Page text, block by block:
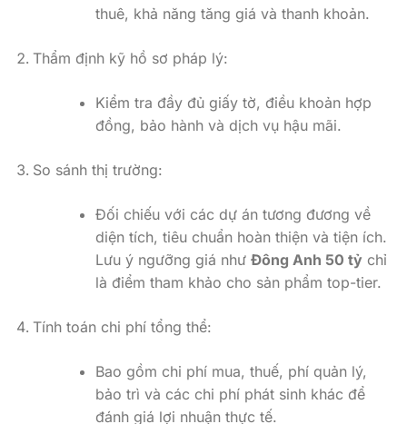
Thẩm định kỹ hồ sơ pháp lý:
Kiểm tra đầy đủ giấy tờ, điều khoản hợp
So sánh thị trường:
Đối chiếu với các dự án tương đương về
Lưu ý ngưỡng giá nhưĐông Anh 50 tỷchỉ
là điểm tham khảo cho sản phẩm top-tier.
Tính toán chi phí tổng thể:
Bao gồm chi phí mua, thuế, phí quản lý,
đánh giá lợi nhuận thực tế.
Lựa chọn thời điểm mua phù hợp: